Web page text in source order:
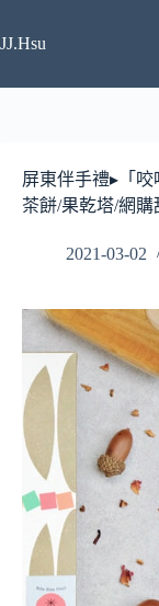
至
要
JJ.Hsu
屏東伴手禮▸「
茶餅/果乾塔/網
2021-03-02